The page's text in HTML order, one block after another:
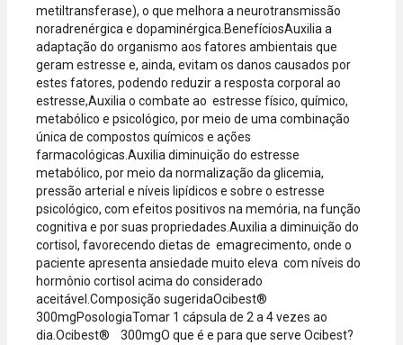
Express, Elo e
Diners.
metiltransferase), o que melhora a neurotransmissão
noradrenérgica e dopaminérgica.BenefíciosAuxilia a
adaptação do organismo aos fatores ambientais que
geram estresse e, ainda, evitam os danos causados por
estes fatores, podendo reduzir a resposta corporal ao
estresse,Auxilia o combate ao estresse físico, químico,
metabólico e psicológico, por meio de uma combinação
única de compostos químicos e ações
farmacológicas.Auxilia diminuição do estresse
metabólico, por meio da normalização da glicemia,
pressão arterial e níveis lipídicos e sobre o estresse
psicológico, com efeitos positivos na memória, na função
cognitiva e por suas propriedades.Auxilia a diminuição do
cortisol, favorecendo dietas de emagrecimento, onde o
paciente apresenta ansiedade muito eleva com níveis do
hormônio cortisol acima do considerado
aceitável.Composição sugeridaOcibest®
300mgPosologiaTomar 1 cápsula de 2 a 4 vezes ao
dia.Ocibest® 300mgO que é e para que serve Ocibest?